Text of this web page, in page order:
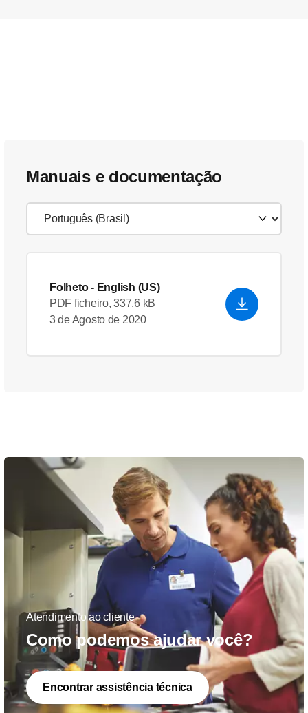
Manuais e documentação
Folheto- English (US)
PDF ficheiro, 337.6 kB
3 de Agosto de 2020
Atendimento ao cliente
Como podemos ajudar você?
Encontrar assistência técnica